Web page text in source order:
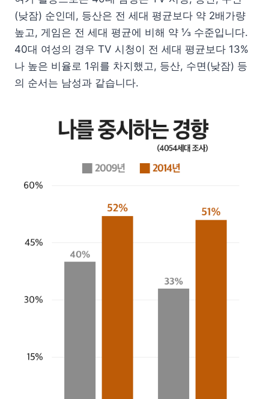
(낮잠) 순인데, 등산은 전 세대 평균보다 약 2배가량
높고, 게임은 전 세대 평균에 비해 약 ⅓ 수준입니다.
40대 여성의 경우 TV 시청이 전 세대 평균보다 13%
나 높은 비율로 1위를 차지했고, 등산, 수면(낮잠) 등
의 순서는 남성과 같습니다.